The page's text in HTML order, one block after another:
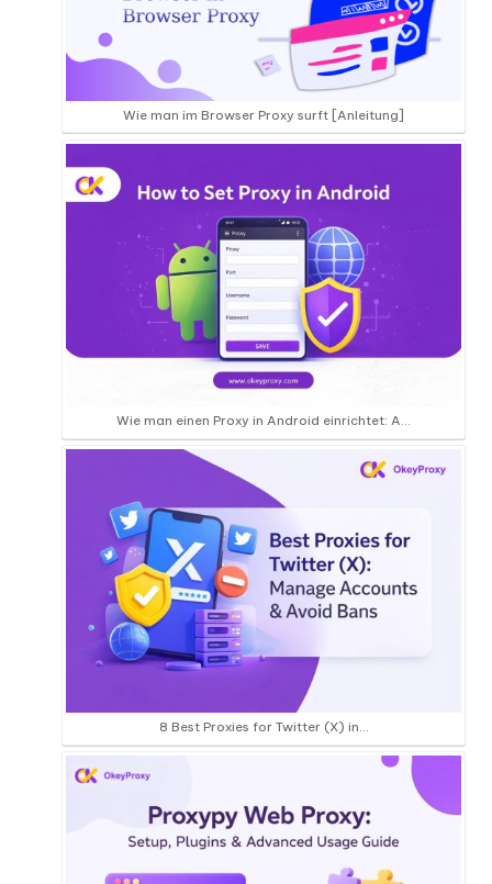
Wie man im Browser Proxy surft [Anleitung]
Wie man einen Proxy in Android einrichtet: A...
8 Best Proxies for Twitter (X) in…